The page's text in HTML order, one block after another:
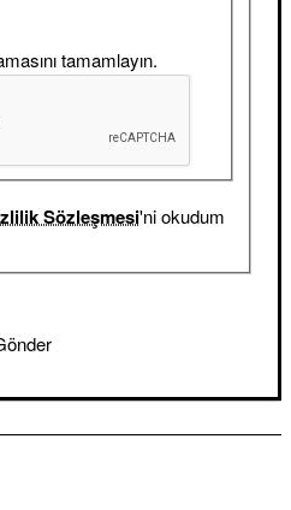
tamamlayın.
Sözleşmesi'ni okudum